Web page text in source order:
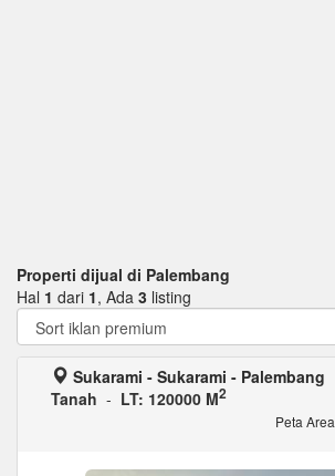
Properti dijual di Palembang
Hal 1 dari 1, Ada 3 listing
Sukarami - Sukarami - Palembang
Tanah - LT: 120000 M2
Peta Area